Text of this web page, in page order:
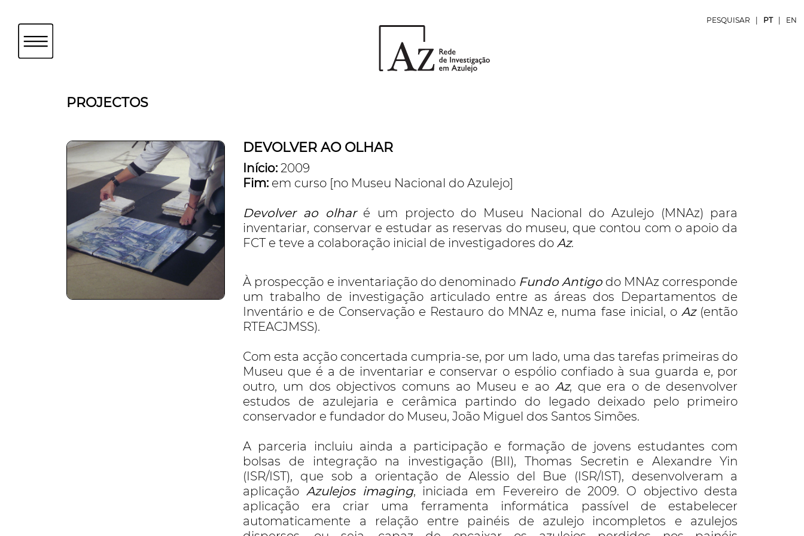
PESQUISAR PT EN
PROJECTOS
DEVOLVER AO OLHAR
Início: 2009
Fim: em curso [no Museu Nacional do Azulejo]
Devolver ao olharé um projecto do Museu Nacional do Azulejo (MNAz) para
inventariar, conservar e estudar as reservas do museu, que contou com o apoio da
FCT e teve a colaboração inicial de investigadores doAz.
À prospecção e inventariação do denominado Fundo Antigo do MNAz corresponde
um trabalho de investigação articulado entre as áreas dos Departamentos de
Inventário e de Conservação e Restauro do MNAz e, numa fase inicial, oAz(então
RTEACJMSS).
Com esta acção concertada cumpria-se, por um lado, uma das tarefas primeiras do
Museu que é a de inventariar e conservar o espólio confiado à sua guarda e, por
outro, um dos objectivos comuns ao Museu e ao Az, que era o de desenvolver
estudos de azulejaria e cerâmica partindo do legado deixado pelo primeiro
conservador e fundador do Museu, João Miguel dos Santos Simões.
A parceria incluiu ainda a participação e formação de jovens estudantes com
bolsas de integração na investigação (BII), Thomas Secretin e Alexandre Yin
(ISR/IST), que sob a orientação de Alessio del Bue (ISR/IST), desenvolveram a
aplicaçãoAzulejos imaging, iniciada em Fevereiro de 2009. O objectivo desta
aplicação era criar uma ferramenta informática passível de estabelecer
automaticamente a relação entre painéis de azulejo incompletos e azulejos